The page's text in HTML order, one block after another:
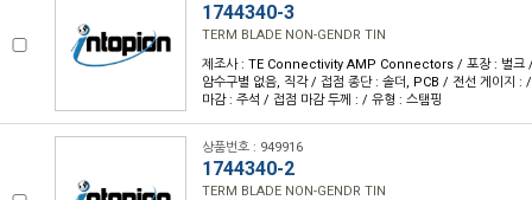
1744340-3
TERM BLADE NON-GENDR TIN
제조사 : TE Connectivity AMP Connectors / 포장 : 벌크
암수구별 없음, 직각 / 접점 종단 : 솔더, PCB / 전선 게이지 :
마감 : 주석 / 접점 마감 두께 : / 유형 : 스탬핑
상품번호 : 949916
1744340-2
TERM BLADE NON-GENDR TIN